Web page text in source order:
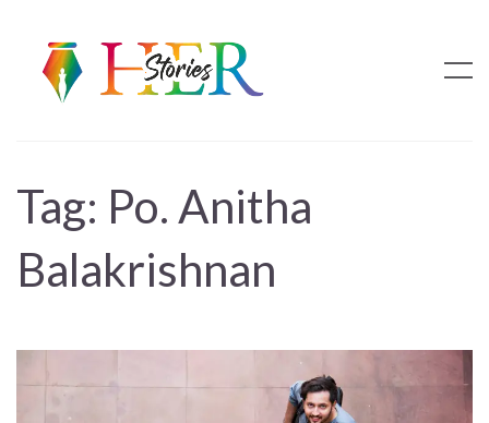
Tag: Po. Anitha
Balakrishnan